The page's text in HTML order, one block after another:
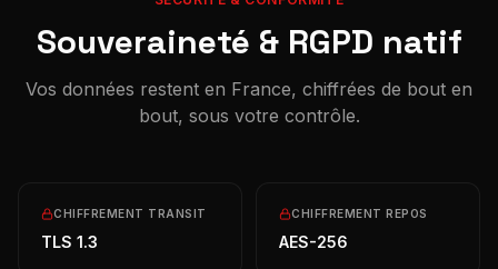
Souveraineté & RGPD natif
Vos données restent en France, chiffrées de bout en
bout, sous votre contrôle.
CHIFFREMENT TRANSIT
TLS 1.3
CHIFFREMENT REPOS
AES-256